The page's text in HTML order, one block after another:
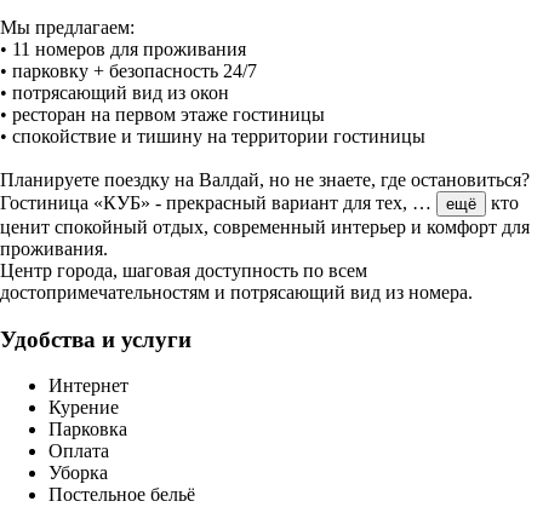
Mы предлагаем:
• 11 номеров для проживания
• парковку + безопасность 24/7
• потрясающий вид из окон
• ресторан на первом этаже гостиницы
• спокойствие и тишину на территории гостиницы
Планируете поездку на Валдай, но не знаете, где остановиться?
Гостиница «КУБ» - прекрасный вариант для тех, … ещё
кто
ценит спокойный отдых, современный интерьер и комфорт для
проживания.
Центр города, шаговая доступность по всем
достопримечательностям и потрясающий вид из номера.
Удобства и услуги
Интернет
Курение
Парковка
Оплата
Уборка
Постельное бельё